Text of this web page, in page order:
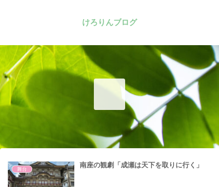
けろりんブログ
舞台
南座の観劇「成瀬は天下を取りに行く」